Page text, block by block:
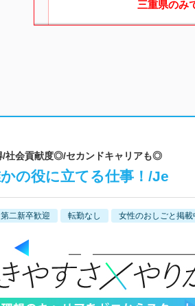
三重県のみ
/社会貢献度◎/セカンドキャリアも◎
の役に立てる仕事！/Je
第二新卒歓迎 転勤なし 女性のおしごと掲載